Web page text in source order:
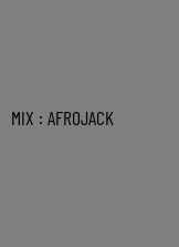
MIX : AFROJACK